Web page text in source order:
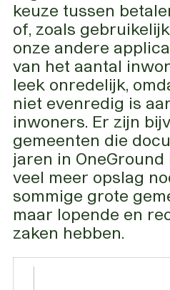
keuze tussen
of, zoals
onze andere
van het aantal
leek onredelijk,
niet evenredig is
inwoners. Er zijn
gemeenten die
jaren in
veel meer opslag
sommige grote
maar lopende en
zaken hebben.